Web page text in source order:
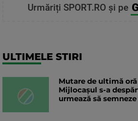
Urmăriți SPORT.RO și pe
ULTIMELE STIRI
Mutare de ultimă
Mijlocașul s-a
urmează să